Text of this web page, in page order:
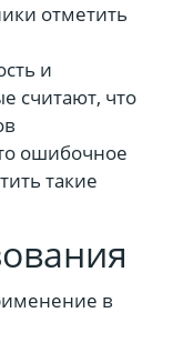
отметить
и
считают, что
ошибочное
такие
в